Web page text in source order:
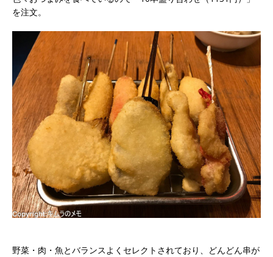
を注文。
野菜・肉・魚とバランスよくセレクトされており、どんどん串が